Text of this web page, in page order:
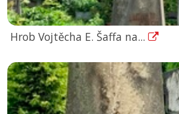
Hrob Vojtěcha E. Šaffa na...